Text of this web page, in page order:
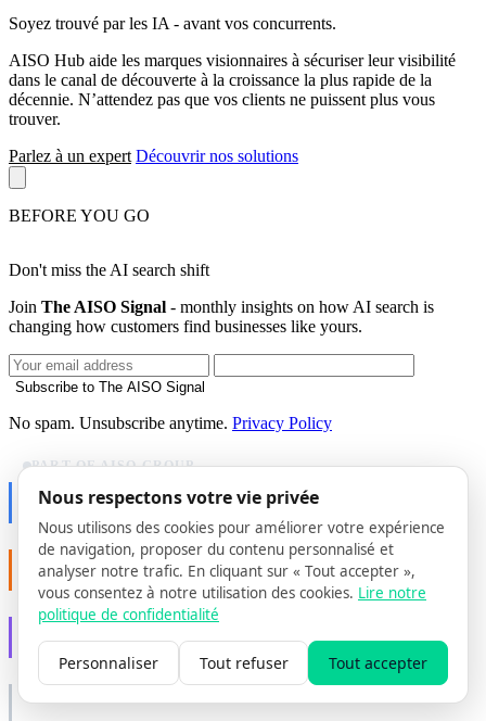
Soyez trouvé par les IA - avant vos concurrents.
AISO Hub aide les marques visionnaires à sécuriser leur visibilité
dans le canal de découverte à la croissance la plus rapide de la
décennie. N’attendez pas que vos clients ne puissent plus vous
trouver.
Parlez à un expert Découvrir nos solutions
BEFORE YOU GO
Don't miss the AI search shift
Join The AISO Signal - monthly insights on how AI search is
changing how customers find businesses like yours.
Subscribe to The AISO Signal
No spam. Unsubscribe anytime. Privacy Policy
PART OF AISO GROUP
AISO Dev
AISO Buzz
Social that actually grows.
AISO Learn
Learn to show up in AI answers.
Nous respectons votre vie privée
Nous utilisons des cookies pour améliorer votre expérience
de navigation, proposer du contenu personnalisé et
analyser notre trafic. En cliquant sur « Tout accepter »,
vous consentez à notre utilisation des cookies. Lire notre
politique de confidentialité
Personnaliser Tout refuser Tout accepter